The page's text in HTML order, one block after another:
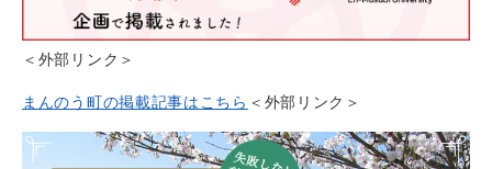
＜外部リンク＞
まんのう町の掲載記事はこちら ＜外部リンク＞